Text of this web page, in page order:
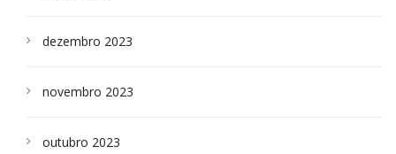
dezembro 2023
novembro 2023
outubro 2023